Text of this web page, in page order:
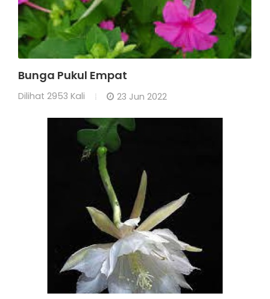
Bunga Pukul Empat
Dilihat 2953 Kali 23 Jun 2022